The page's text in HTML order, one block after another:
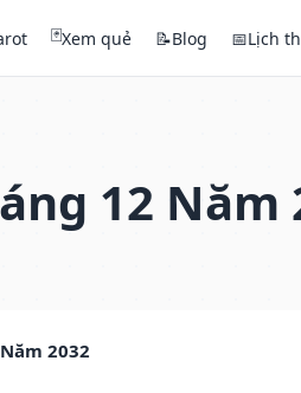
🃏Xem quẻ 📝Blog 📅Lịch
12 Năm
2032